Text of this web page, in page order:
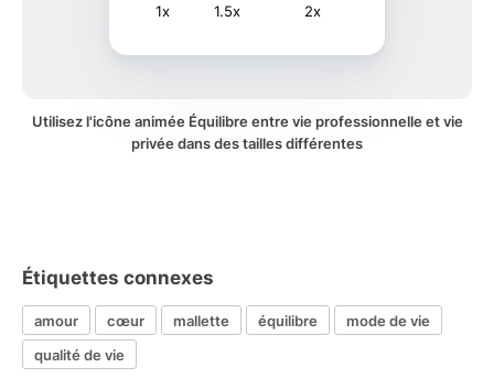
1x 1.5x 2x
Utilisez l'icône animée Équilibre entre vie professionnelle et vie
privée dans des tailles différentes
Étiquettes connexes
amour cœur mallette équilibre
mode de vie
qualité de vie